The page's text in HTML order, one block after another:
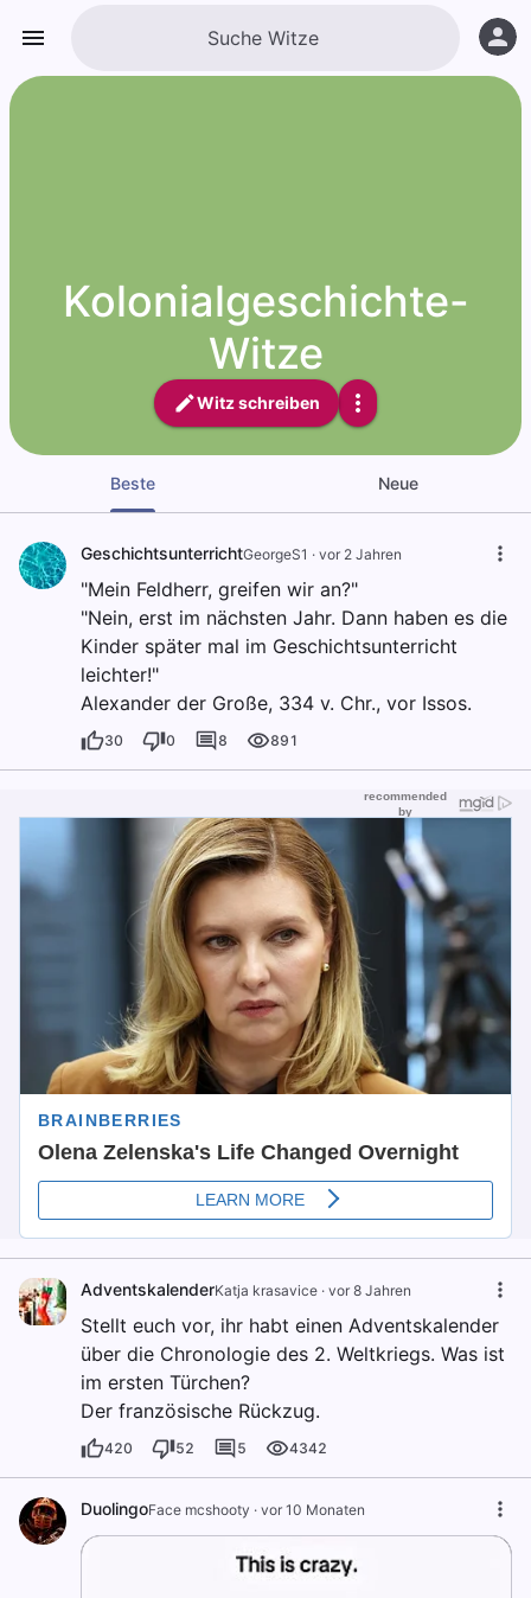
Kolonialgeschichte-
Witze
Witz schreiben
Beste Neue
GeschichtsunterrichtGeorgeS1 · vor 2 Jahren
"Mein Feldherr, greifen wir an?"
"Nein, erst im nächsten Jahr. Dann haben es die
Kinder später mal im Geschichtsunterricht
leichter!"
Alexander der Große, 334 v. Chr., vor Issos.
30 0 8 891
AdventskalenderKatja krasavice · vor 8 Jahren
Stellt euch vor, ihr habt einen Adventskalender
über die Chronologie des 2. Weltkriegs. Was ist
im ersten Türchen?
Der französische Rückzug.
420 52 5 4342
DuolingoFace mcshooty · vor 10 Monaten